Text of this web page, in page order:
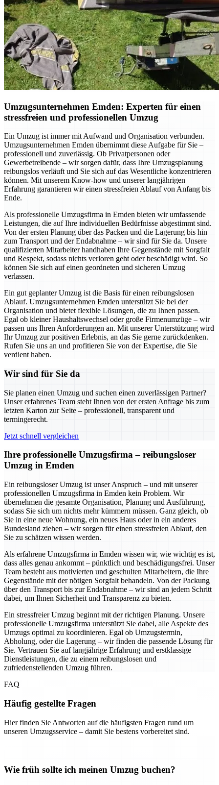
Umzugsunternehmen Emden: Experten für einen
stressfreien und professionellen Umzug
Ein Umzug ist immer mit Aufwand und Organisation verbunden.
Umzugsunternehmen Emden übernimmt diese Aufgabe für Sie –
professionell und zuverlässig. Ob Privatpersonen oder
Gewerbetreibende – wir sorgen dafür, dass Ihre Umzugsplanung
reibungslos verläuft und Sie sich auf das Wesentliche konzentrieren
können. Mit unserem Know-how und unserer langjährigen
Erfahrung garantieren wir einen stressfreien Ablauf von Anfang bis
Ende.
Als professionelle Umzugsfirma in Emden bieten wir umfassende
Leistungen, die auf Ihre individuellen Bedürfnisse abgestimmt sind.
Von der ersten Planung über das Packen und die Lagerung bis hin
zum Transport und der Endabnahme – wir sind für Sie da. Unsere
qualifizierten Mitarbeiter handhaben Ihre Gegenstände mit Sorgfalt
und Respekt, sodass nichts verloren geht oder beschädigt wird. So
können Sie sich auf einen geordneten und sicheren Umzug
verlassen.
Ein gut geplanter Umzug ist die Basis für einen reibungslosen
Ablauf. Umzugsunternehmen Emden unterstützt Sie bei der
Organisation und bietet flexible Lösungen, die zu Ihnen passen.
Egal ob kleiner Haushaltswechsel oder große Firmenumzüge – wir
passen uns Ihren Anforderungen an. Mit unserer Unterstützung wird
Ihr Umzug zur positiven Erlebnis, an das Sie gerne zurückdenken.
Rufen Sie uns an und profitieren Sie von der Expertise, die Sie
verdient haben.
Wir sind für Sie da
Sie planen einen Umzug und suchen einen zuverlässigen Partner?
Unser erfahrenes Team steht Ihnen von der ersten Anfrage bis zum
letzten Karton zur Seite – professionell, transparent und
termingerecht.
Jetzt schnell vergleichen
Ihre professionelle Umzugsfirma – reibungsloser
Umzug in Emden
Ein reibungsloser Umzug ist unser Anspruch – und mit unserer
professionellen Umzugsfirma in Emden kein Problem. Wir
übernehmen die gesamte Organisation, Planung und Ausführung,
sodass Sie sich um nichts mehr kümmern müssen. Ganz gleich, ob
Sie in eine neue Wohnung, ein neues Haus oder in ein anderes
Bundesland ziehen – wir sorgen für einen stressfreien Ablauf, den
Sie zu schätzen wissen werden.
Als erfahrene Umzugsfirma in Emden wissen wir, wie wichtig es ist,
dass alles genau ankommt – pünktlich und beschädigungsfrei. Unser
Team besteht aus motivierten und geschulten Mitarbeitern, die Ihre
Gegenstände mit der nötigen Sorgfalt behandeln. Von der Packung
über den Transport bis zur Endabnahme – wir sind an jedem Schritt
dabei, um Ihnen Sicherheit und Transparenz zu bieten.
Ein stressfreier Umzug beginnt mit der richtigen Planung. Unsere
professionelle Umzugsfirma unterstützt Sie dabei, alle Aspekte des
Umzugs optimal zu koordinieren. Egal ob Umzugstermin,
Abholung, oder die Lagerung – wir finden die passende Lösung für
Sie. Vertrauen Sie auf langjährige Erfahrung und erstklassige
Dienstleistungen, die zu einem reibungslosen und
zufriedenstellenden Umzug führen.
FAQ
Häufig gestellte Fragen
Hier finden Sie Antworten auf die häufigsten Fragen rund um
unseren Umzugsservice – damit Sie bestens vorbereitet sind.
Wie früh sollte ich meinen Umzug buchen?